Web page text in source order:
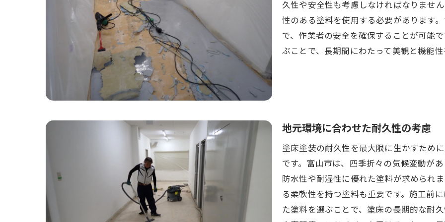
塗床塗装のコストパフォーマンス分析
耐久性を重視した塗床塗装選びのコツを富山市八尾町新田
長期間維持できる塗床塗装の選定法
地元の気候に適した耐久性のある塗料
劣化を防ぐための施工技術
耐久性を確認するためのチェックポイント
信頼できる施工業者の選び方
施工後のメンテナンス計画の立て方
塗床塗装で失敗しないために知っておくべき注意点
避けるべき塗料選びのミス
施工前に確認すべき要素
トラブルを避けるための注意事項
久性や安全性も考慮しなければなりませ
性のある塗料を使用する必要があります
で、作業者の安全を確保することが可能
ぶことで、長期間にわたって美観と機能
地元環境に合わせた耐久性の考慮
塗床塗装の耐久性を最大限に生かすため
です。富山市は、四季折々の気候変動が
防水性や耐湿性に優れた塗料が求められ
る柔軟性を持つ塗料も重要です。施工前
た塗料を選ぶことで、塗床の長期的な耐